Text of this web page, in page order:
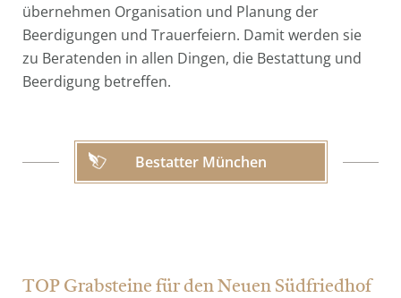
übernehmen Organisation und Planung der
Beerdigungen und Trauerfeiern. Damit werden sie
zu Beratenden in allen Dingen, die Bestattung und
Beerdigung betreffen.
Bestatter München
TOP Grabsteine für den Neuen Südfriedhof